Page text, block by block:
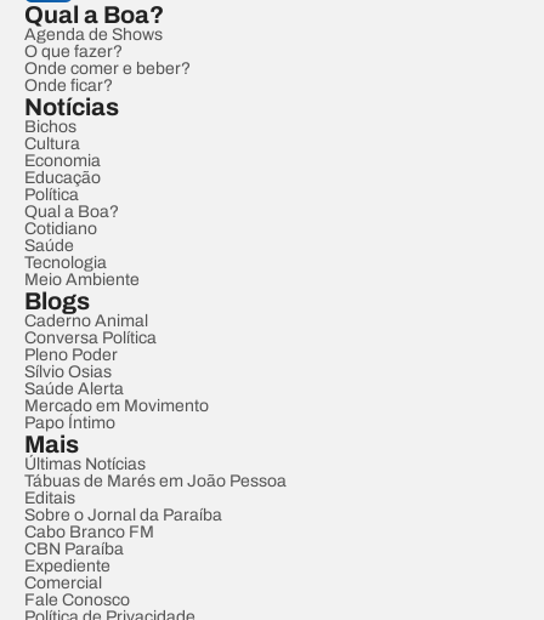
Qual a Boa?
Agenda de Shows
O que fazer?
Onde comer e beber?
Onde ficar?
Notícias
Bichos
Cultura
Economia
Educação
Política
Qual a Boa?
Cotidiano
Saúde
Tecnologia
Meio Ambiente
Blogs
Caderno Animal
Conversa Política
Pleno Poder
Sílvio Osias
Saúde Alerta
Mercado em Movimento
Papo Íntimo
Mais
Últimas Notícias
Tábuas de Marés em João Pessoa
Editais
Sobre o Jornal da Paraíba
Cabo Branco FM
CBN Paraíba
Expediente
Comercial
Fale Conosco